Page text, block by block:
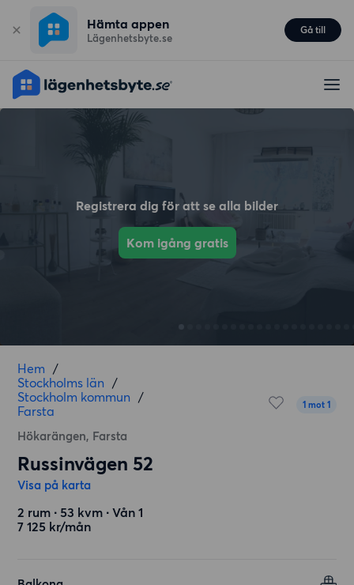
Hämta appen
Lägenhetsbyte.se
Gå till
Registrera dig för att se alla bilder
Kom igång gratis
Hem /
Stockholms län /
Stockholm kommun /
Farsta
Hökarängen, Farsta
1 mot 1
Russinvägen 52
Visa på karta
2 rum ∙ 53 kvm ∙ Vån 1
7 125 kr/mån